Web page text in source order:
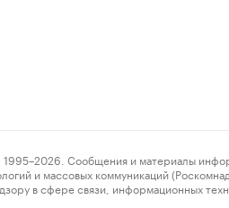
Сообщения и материалы
и массовых коммуникаций
в сфере связи, информационных